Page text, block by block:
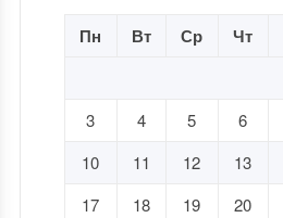
Пн Вт Ср Чт
3
4 5 6
10
11 12 13
17
18 19 20